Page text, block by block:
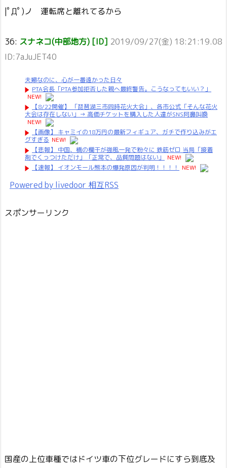
|ﾟДﾟ)ノ 運転席と離れてるから
36: スナネコ(中部地方) [ID] 2019/09/27(金) 18:21:19.08
ID:7aJuJET40
夫婦なのに、心が一番遠かった日々
PTA会長「PTA参加拒否した親へ最終警告。こうなってもいい？」
NEW!
【8/22開催】 「琵琶湖三市同時花火大会」、各市公式「そんな花火
大会は存在しない」→ 高価チケットを購入した人達がSNS阿鼻叫喚
NEW!
【画像】 キャミイの18万円の最新フィギュア、ガチで作り込みがエ
グすぎる NEW!
【悲報】 中国、橋の欄干が強風一発で粉々に 鉄筋ゼロ 当局「接着
剤でくっつけただけ」「正常で、品質問題はない」
NEW!
【速報】 イオンモール熊本の爆発原因が判明！！！！
NEW!
Powered by livedoor 相互RSS
スポンサーリンク
国産の上位車種ではドイツ車の下位グレードにすら到底及